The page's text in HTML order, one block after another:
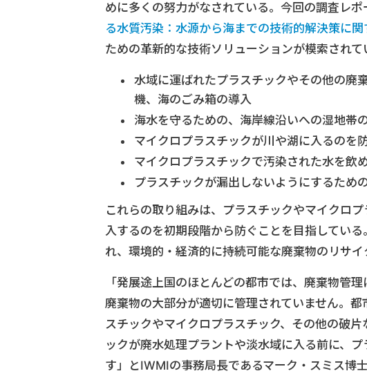
めに多くの努力がなされている。今回の調査レポ
る水質汚染：水源から海までの技術的解決策に
ための革新的な技術ソリューションが模索されて
水域に運ばれたプラスチックやその他の廃
機、海のごみ箱の導入
海水を守るための、海岸線沿いへの湿地帯
マイクロプラスチックが川や湖に入るのを
マイクロプラスチックで汚染された水を飲
プラスチックが漏出しないようにするため
これらの取り組みは、プラスチックやマイクロ
入するのを初期段階から防ぐことを目指してい
れ、環境的・経済的に持続可能な廃棄物のリサイ
「発展途上国のほとんどの都市では、廃棄物管
廃棄物の大部分が適切に管理されていません。
スチックやマイクロプラスチック、その他の破
ックが廃水処理プラントや淡水域に入る前に、
す」とIWMIの事務局長であるマーク・スミス博士